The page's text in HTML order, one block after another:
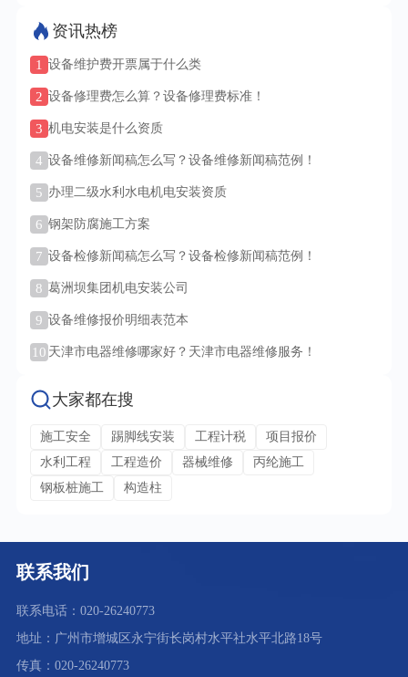
资讯热榜
1 设备维护费开票属于什么类
2 设备修理费怎么算？设备修理费标准！
3 机电安装是什么资质
4 设备维修新闻稿怎么写？设备维修新闻稿范例！
5 办理二级水利水电机电安装资质
6 钢架防腐施工方案
7 设备检修新闻稿怎么写？设备检修新闻稿范例！
8 葛洲坝集团机电安装公司
9 设备维修报价明细表范本
10 天津市电器维修哪家好？天津市电器维修服务！
大家都在搜
施工安全 踢脚线安装 工程计税
项目报价
水利工程
工程造价 器械维修
丙纶施工
钢板桩施工
构造柱
联系我们
联系电话：020-26240773
地址：广州市增城区永宁街长岗村水平社水平北路18号
传真：020-26240773